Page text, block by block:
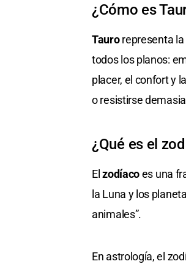
¿Cómo es
Taurorepresenta la
todos los planos:
placer, el confort y
o resistirse
¿Qué es el
Elzodíacoes una
la Luna y los
animales”.
En astrología, el